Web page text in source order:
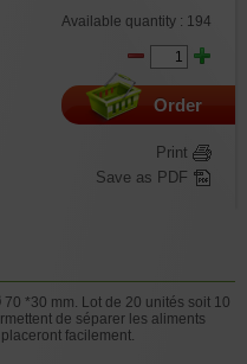
Available quantity : 194
Order
Print
Save as PDF
*30 mm. Lot de 20 unités soit 10
de séparer les aliments
facilement.